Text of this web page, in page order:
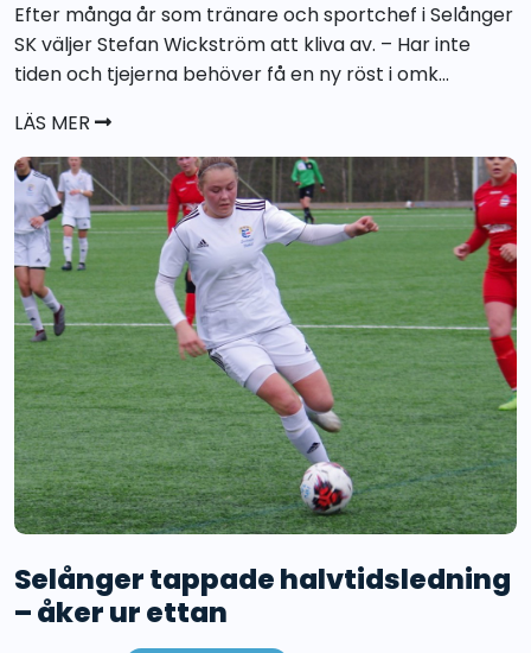
Efter många år som tränare och sportchef i Selånger
SK väljer Stefan Wickström att kliva av. – Har inte
tiden och tjejerna behöver få en ny röst i omk...
LÄS MER
Selånger tappade halvtidsledning
– åker ur ettan